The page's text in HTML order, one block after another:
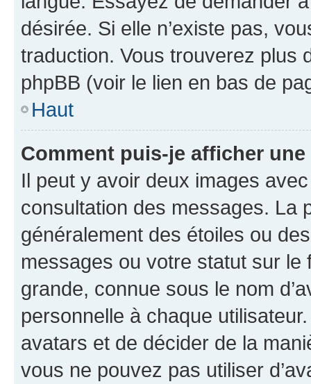
désirée. Si elle n’existe pas,
traduction. Vous trouverez plus
phpBB (voir le lien en bas de
Haut
Comment puis-je afficher
Il peut y avoir deux images
consultation des messages. La
généralement des étoiles ou
messages ou votre statut sur
grande, connue sous le nom
personnelle à chaque utilisateur.
avatars et de décider de la
vous ne pouvez pas utiliser